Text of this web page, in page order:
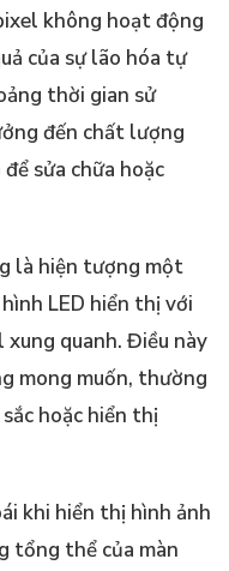
không hoạt động
của sự lão hóa tự
thời gian sử
đến chất lượng
sửa chữa hoặc
là hiện tượng một
LED hiển thị với
xung quanh. Điều này
mong muốn, thường
hoặc hiển thị
khi hiển thị hình ảnh
tổng thể của màn